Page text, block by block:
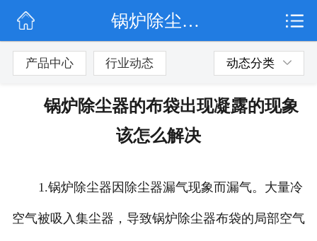
公司简介
锅炉除尘器的布袋出现凝露的现象该怎么解决
产品中心 行业动态 动态分类
锅炉除尘器的布袋出现凝露的现象
该怎么解决
1.锅炉除尘器因除尘器漏气现象而漏气。大量冷
空气被吸入集尘器，导致锅炉除尘器布袋的局部空气